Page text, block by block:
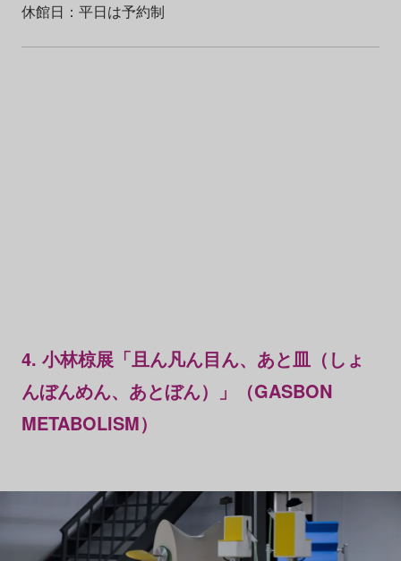
休館日：平日は予約制
4. 小林椋展「且ん凡ん目ん、あと皿（しょ
んぼんめん、あとぼん）」（GASBON
METABOLISM）